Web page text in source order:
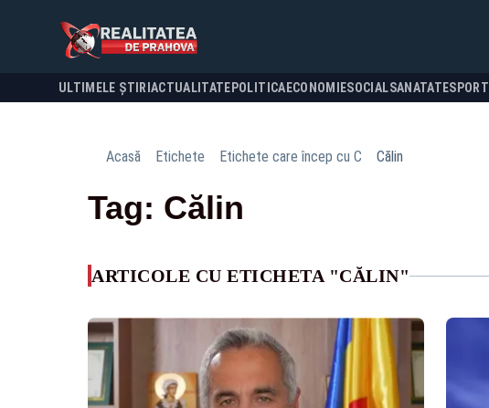
ULTIMELE ȘTIRI ACTUALITATE POLITICA ECONOMIESOCIALSANATATESPORT
Acasă Etichete Etichete care încep cu C Călin
Tag: Călin
ARTICOLE CU ETICHETA "CĂLIN"